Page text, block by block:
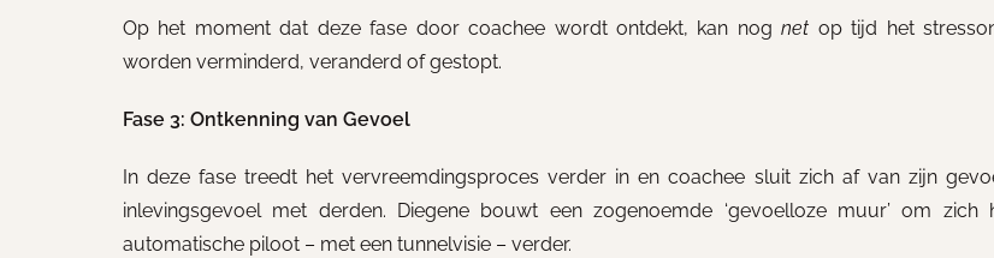
Op het moment dat deze fase door coachee wordt ontdekt, kan nognet op tijd het
worden verminderd, veranderd of gestopt.
Fase 3: Ontkenning van Gevoel
In deze fase treedt het vervreemdingsproces verder in en coachee sluit zich af van zijn
inlevingsgevoel met derden. Diegene bouwt een zogenoemde ‘gevoelloze muur’ om
automatische piloot – met een tunnelvisie – verder.